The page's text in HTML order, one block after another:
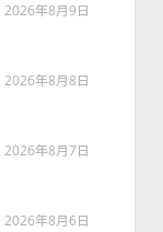
2026年8月9日
2026年8月8日
2026年8月7日
2026年8月6日